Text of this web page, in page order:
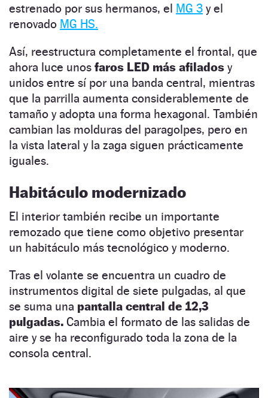
estrenado por sus hermanos, el MG 3 y el
renovado MG HS.
Así, reestructura completamente el frontal, que
ahora luce unos faros LED más afilados y
unidos entre sí por una banda central, mientras
que la parrilla aumenta considerablemente de
tamaño y adopta una forma hexagonal. También
cambian las molduras del paragolpes, pero en
la vista lateral y la zaga siguen prácticamente
iguales.
Habitáculo modernizado
El interior también recibe un importante
remozado que tiene como objetivo presentar
un habitáculo más tecnológico y moderno.
Tras el volante se encuentra un cuadro de
instrumentos digital de siete pulgadas, al que
se suma una pantalla central de 12,3
pulgadas. Cambia el formato de las salidas de
aire y se ha reconfigurado toda la zona de la
consola central.